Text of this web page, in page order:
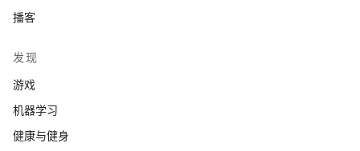
播客
发现
游戏
机器学习
健康与健身